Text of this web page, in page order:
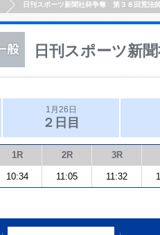
日刊スポーツ新聞社杯争奪 第３８回荒法
日刊スポーツ新
1月26日
２日目
1R 2R 3R
10:34 11:05 11:32